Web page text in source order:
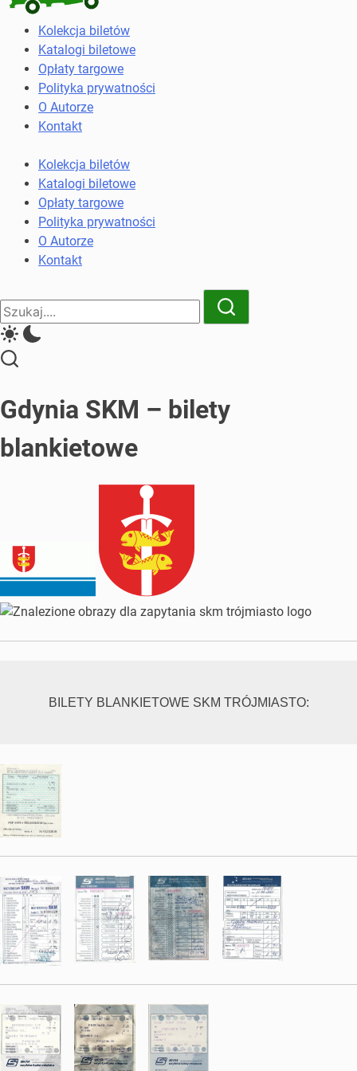
Kolekcja
biletów
komunikacji
miejskiej
kolejowych
Kolekcja biletów
Katalogi biletowe
Opłaty targowe
Polityka prywatności
O Autorze
Kontakt
Kolekcja biletów
Katalogi biletowe
Opłaty targowe
Polityka prywatności
O Autorze
Kontakt
Close
Search
Search
Gdynia SKM – bilety
blankietowe
BILETY BLANKIETOWE SKM TRÓJMIASTO: